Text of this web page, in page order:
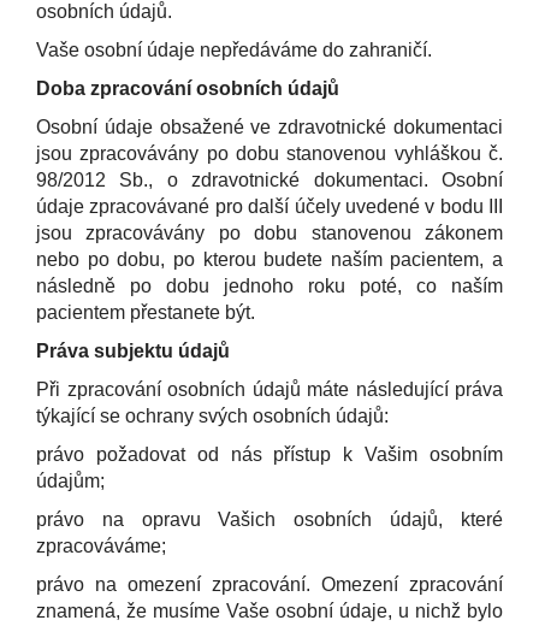
osobních údajů.
Vaše osobní údaje nepředáváme do zahraničí.
Doba zpracování osobních údajů
Osobní údaje obsažené ve zdravotnické dokumentaci
jsou zpracovávány po dobu stanovenou vyhláškou č.
98/2012 Sb., o zdravotnické dokumentaci. Osobní
údaje zpracovávané pro další účely uvedené v bodu III
jsou zpracovávány po dobu stanovenou zákonem
nebo po dobu, po kterou budete naším pacientem, a
následně po dobu jednoho roku poté, co naším
pacientem přestanete být.
Práva subjektu údajů
Při zpracování osobních údajů máte následující práva
týkající se ochrany svých osobních údajů:
právo požadovat od nás přístup k Vašim osobním
údajům;
právo na opravu Vašich osobních údajů, které
zpracováváme;
právo na omezení zpracování. Omezení zpracování
znamená, že musíme Vaše osobní údaje, u nichž bylo